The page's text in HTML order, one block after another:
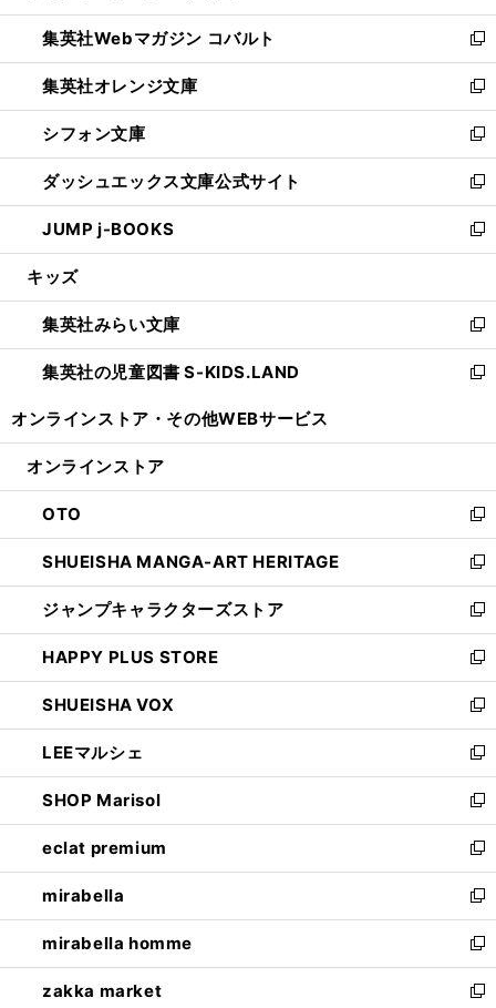
開
く
ウ
で
開
く
ン
ド
ウ
で
開
く
ウ
ィ
ン
ド
ウ
で
開
く
集英社Webマガジン コバルト
新
し
い
ウ
ィ
ン
ド
ウ
で
開
集英社オレンジ文庫
新
し
い
ウ
ィ
ン
ド
ウ
開
く
シフォン文庫
新
し
い
ウ
ィ
ン
ウ
で
開
く
ダッシュエックス文庫公式サイト
新
し
い
ウ
ン
ド
ウ
で
JUMP j-BOOKS
新
し
ウ
ィ
ン
ド
開
キッズ
集英社みらい文庫
新
し
い
ン
ウ
で
開
く
集英社の児童図書 S-KIDS.LAND
新
ウ
ン
ド
ウ
で
開
く
オンラインストア・ その他WEBサービス
オンラインストア
OTO
新
し
い
ウ
ィ
ン
ド
ウ
で
開
く
SHUEISHA MANGA-ART HERITAGE
新
し
い
ウ
ィ
ン
ド
ウ
で
開
く
ジャンプキャラクターズストア
新
し
い
ウ
ィ
ン
ド
ウ
で
開
く
HAPPY PLUS STORE
新
し
い
ウ
ィ
ン
ド
ウ
で
開
く
SHUEISHA VOX
新
し
い
ウ
ィ
ン
ド
ウ
で
開
く
LEEマルシェ
新
し
い
ウ
ィ
ン
ド
ウ
で
開
く
SHOP Marisol
新
し
い
ウ
ィ
ン
ド
ウ
で
eclat premium
新
し
い
ウ
ィ
ン
ド
mirabella
新
し
い
ウ
ィ
mirabella homme
新
し
い
zakka market 新